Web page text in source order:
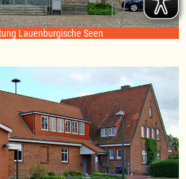
Lauenburgische Seen